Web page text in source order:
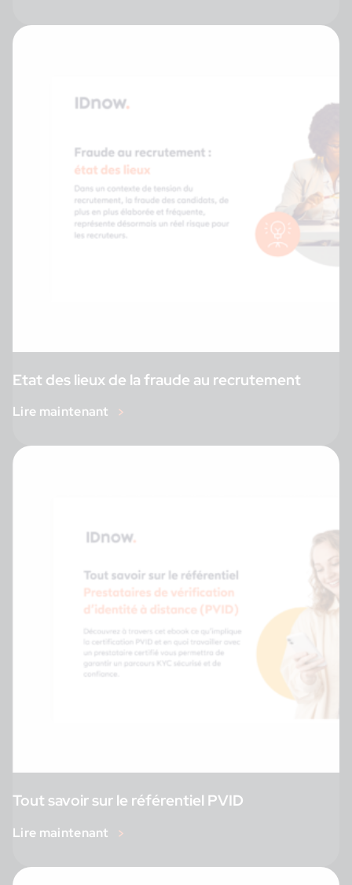
Etat des lieux de la fraude au recrutement
Lire maintenant
Tout savoir sur le référentiel PVID
Lire maintenant